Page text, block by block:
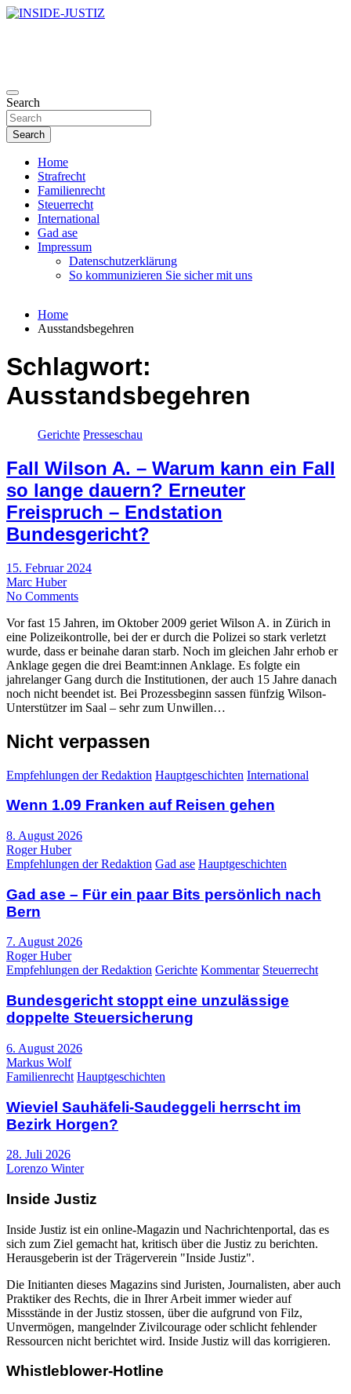
Skip
Search
Search
Home
Strafrecht
Familienrecht
Steuerrecht
International
Gad ase
Impressum
Datenschutzerklärung
So kommunizieren Sie sicher mit uns
Home
Ausstandsbegehren
Schlagwort:
Ausstandsbegehren
Gerichte Presseschau
Fall Wilson A. – Warum kann ein Fall
so lange dauern? Erneuter
Freispruch – Endstation
Bundesgericht?
15. Februar 2024
Marc Huber
No Comments
Vor fast 15 Jahren, im Oktober 2009 geriet Wilson A. in Zürich in
eine Polizeikontrolle, bei der er durch die Polizei so stark verletzt
wurde, dass er beinahe daran starb. Noch im gleichen Jahr erhob er
Anklage gegen die drei Beamt:innen Anklage. Es folgte ein
jahrelanger Gang durch die Institutionen, der auch 15 Jahre danach
noch nicht beendet ist. Bei Prozessbeginn sassen fünfzig Wilson-
Unterstützer im Saal – sehr zum Unwillen…
Nicht verpassen
Empfehlungen der Redaktion Hauptgeschichten International
Wenn 1.09 Franken auf Reisen gehen
8. August 2026
Roger Huber
Empfehlungen der Redaktion Gad ase Hauptgeschichten
Gad ase – Für ein paar Bits persönlich nach
Bern
7. August 2026
Roger Huber
Empfehlungen der Redaktion Gerichte Kommentar Steuerrecht
Bundesgericht stoppt eine unzulässige
doppelte Steuersicherung
6. August 2026
Markus Wolf
Familienrecht Hauptgeschichten
Wieviel Sauhäfeli-Saudeggeli herrscht im
Bezirk Horgen?
28. Juli 2026
Lorenzo Winter
Inside Justiz
Inside Justiz ist ein online-Magazin und Nachrichtenportal, das es
sich zum Ziel gemacht hat, kritisch über die Justiz zu berichten.
Herausgeberin ist der Trägerverein "Inside Justiz".
Die Initianten dieses Magazins sind Juristen, Journalisten, aber auch
Praktiker des Rechts, die in Ihrer Arbeit immer wieder auf
Missstände in der Justiz stossen, über die aufgrund von Filz,
Unvermögen, mangelnder Zivilcourage oder schlicht fehlender
Ressourcen nicht berichtet wird. Inside Justiz will das korrigieren.
Whistleblower-Hotline